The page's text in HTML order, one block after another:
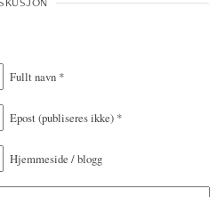
Fullt navn *
Epost(publiseres ikke) *
Hjemmeside / blogg